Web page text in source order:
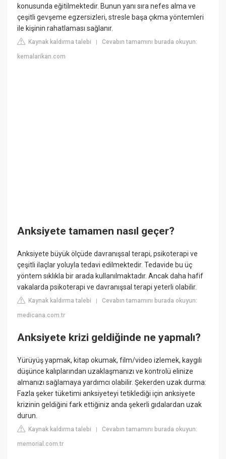
konusunda eğitilmektedir. Bunun yanı sıra nefes alma ve
çeşitli gevşeme egzersizleri, stresle başa çıkma yöntemleri
ile kişinin rahatlaması sağlanır.
Kaynak kaldırma talebi |Cevabın tamamını burada okuyun:
kemalarikan.com
Anksiyete tamamen nasıl geçer?
Anksiyete büyük ölçüde davranışsal terapi, psikoterapi ve
çeşitli ilaçlar yoluyla tedavi edilmektedir. Tedavide bu üç
yöntem sıklıkla bir arada kullanılmaktadır. Ancak daha hafif
vakalarda psikoterapi ve davranışsal terapi yeterli olabilir.
Kaynak kaldırma talebi |Cevabın tamamını burada okuyun:
medicana.com.tr
Anksiyete krizi geldiğinde ne yapmalı?
Yürüyüş yapmak, kitap okumak, film/video izlemek, kaygılı
düşünce kalıplarından uzaklaşmanızı ve kontrolü elinize
almanızı sağlamaya yardımcı olabilir. Şekerden uzak durma:
Fazla şeker tüketimi anksiyeteyi tetiklediği için anksiyete
krizinin geldiğini fark ettiğiniz anda şekerli gıdalardan uzak
durun.
Kaynak kaldırma talebi |Cevabın tamamını burada okuyun:
memorial.com.tr